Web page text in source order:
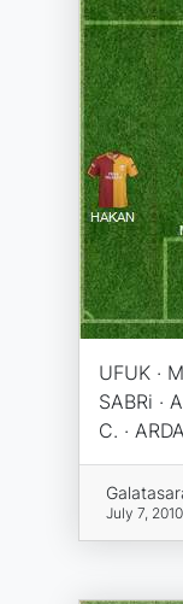
UFUK ·
SABRi ·
C. ·
July 7, 2010